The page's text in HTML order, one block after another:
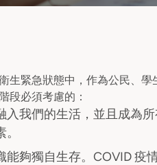
生緊急狀態中，作為公民、
段必須考慮的：
入我們的生活，並且成為
能夠獨自生存。COVID 疫